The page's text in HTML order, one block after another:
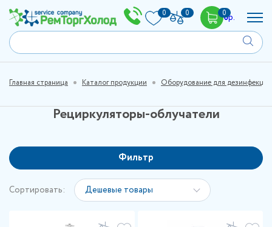
0 0 00р.
Главная страница Каталог продукции Оборудование для
Рециркуляторы-облучатели
Фильтр
Сортировать: Дешевые товары